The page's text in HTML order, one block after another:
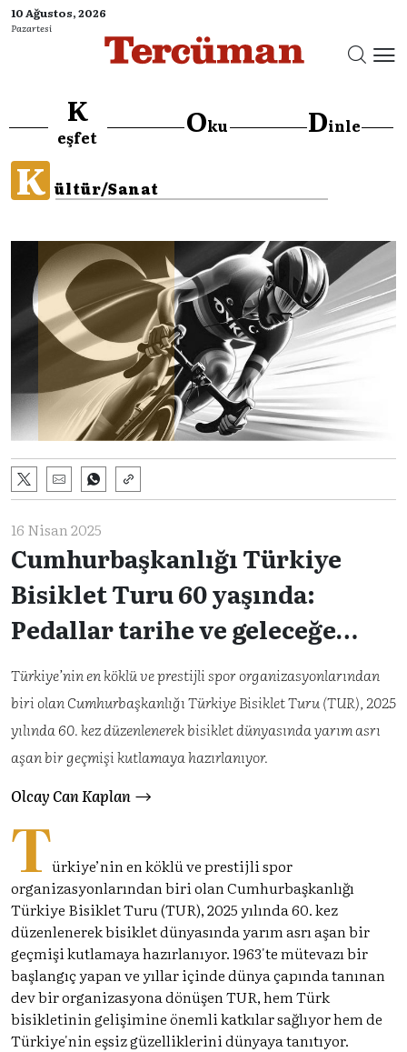
10 Ağustos, 2026
Pazartesi
K
eşfet Oku Dinle
K ültür/Sanat
16 Nisan 2025
Cumhurbaşkanlığı Türkiye
Bisiklet Turu 60 yaşında:
Pedallar tarihe ve geleceğe
çevriliyor
Türkiye’nin en köklü ve prestijli spor organizasyonlarından
biri olan Cumhurbaşkanlığı Türkiye Bisiklet Turu (TUR), 2025
yılında 60. kez düzenlenerek bisiklet dünyasında yarım asrı
aşan bir geçmişi kutlamaya hazırlanıyor.
Olcay Can Kaplan
Türkiye’nin en köklü ve prestijli spor
organizasyonlarından biri olan Cumhurbaşkanlığı
Türkiye Bisiklet Turu (TUR), 2025 yılında 60. kez
düzenlenerek bisiklet dünyasında yarım asrı aşan bir
geçmişi kutlamaya hazırlanıyor. 1963'te mütevazı bir
başlangıç yapan ve yıllar içinde dünya çapında tanınan
dev bir organizasyona dönüşen TUR, hem Türk
bisikletinin gelişimine önemli katkılar sağlıyor hem de
Türkiye'nin eşsiz güzelliklerini dünyaya tanıtıyor.